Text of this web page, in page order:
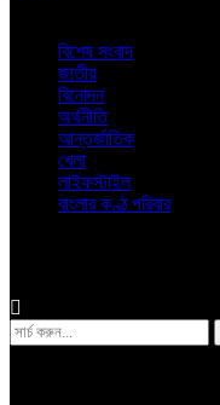
বিশেষ সংবাদ
জাতীয়
বিনোদন
অর্থনীতি
আন্তর্জাতিক
খেলা
লাইফস্টাইল
বাংলার কণ্ঠ পরিবার